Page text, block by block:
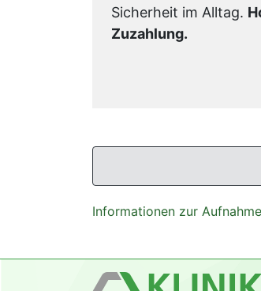
Sicherheit im Alltag.
Zuzahlung.
Informationen zur